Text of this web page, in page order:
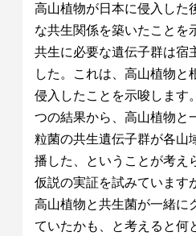
高山植物が日本に侵入した
な共生関係を築いたことを
共生に必要な遺伝子群は宿
した。これは、高山植物と
侵入したことを示唆します
つの結果から、高山植物と
粒菌の共生遺伝子群が各山
播した、ということが考え
仮説の実証を試みています
高山植物と共生菌が一緒に
ていたかも、と考えると何